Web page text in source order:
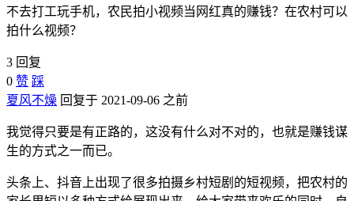
不去打工玩手机，农民拍小视频当网红真的赚钱？在农村可以
拍什么视频？
3 回复
0 赞 踩
夏风不燥 回复于 2021-09-06 之前
我觉得只要是有正路的，这没有什么对不对的，也就是赚钱谋
生的方式之一而已。
头条上、抖音上出现了很多拍摄乡村短剧的短视频，把农村的